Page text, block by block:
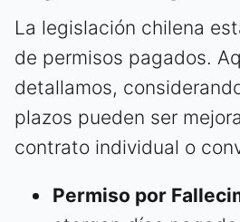
La legislación chilena
de permisos pagados.
detallamos,
plazos pueden ser
contrato individual o
Permiso por